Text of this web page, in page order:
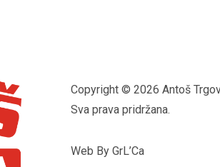
Copyright © 2026 Antoš
Sva prava pridržana.
Web By GrL’Ca